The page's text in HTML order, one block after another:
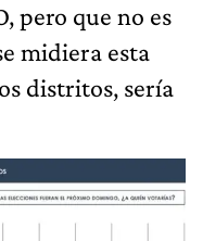
pero que no es
midiera esta
distritos, sería